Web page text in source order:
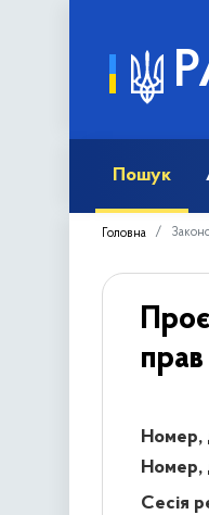
Пошук
Головна
Номер,
Номер,
Сесія